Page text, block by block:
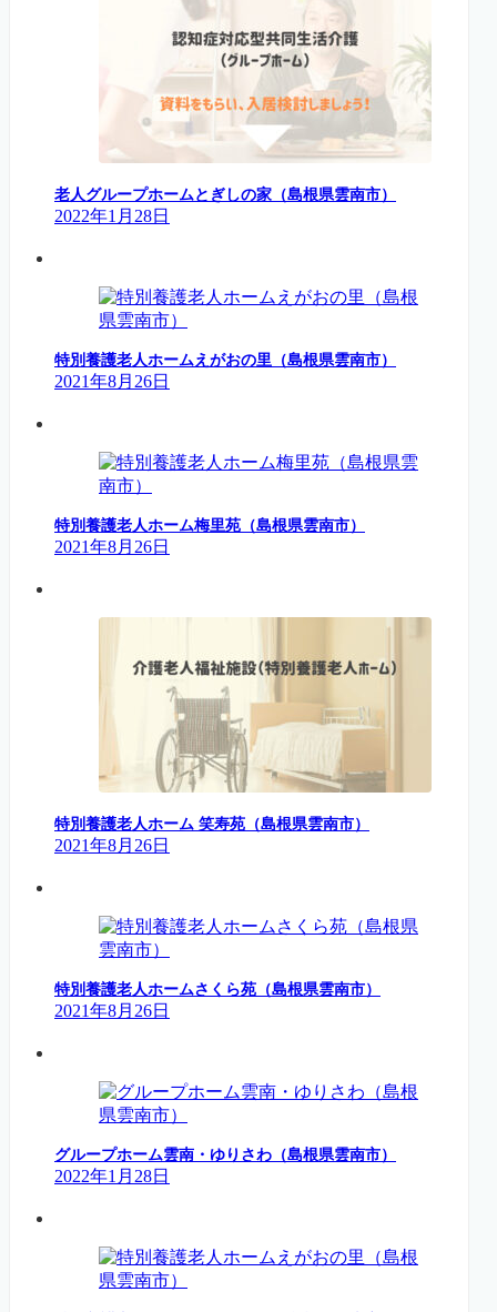
老人グループホームとぎしの家（島根県雲南市）
2022年1月28日
特別養護老人ホームえがおの里（島根県雲南市）
2021年8月26日
特別養護老人ホーム梅里苑（島根県雲南市）
2021年8月26日
特別養護老人ホーム 笑寿苑（島根県雲南市）
2021年8月26日
特別養護老人ホームさくら苑（島根県雲南市）
2021年8月26日
グループホーム雲南・ゆりさわ（島根県雲南市）
2022年1月28日